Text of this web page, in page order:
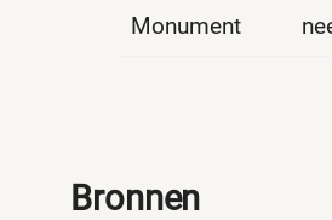
Monument
Bronnen